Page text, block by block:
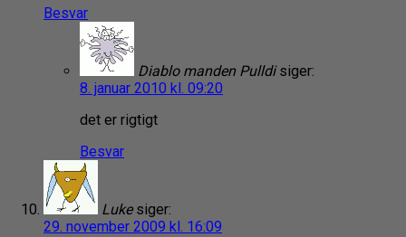
Besvar
Diablo manden Pulldi siger:
8. januar 2010 kl. 09:20
det er rigtigt
Besvar
Luke siger:
29. november 2009 kl. 16:09